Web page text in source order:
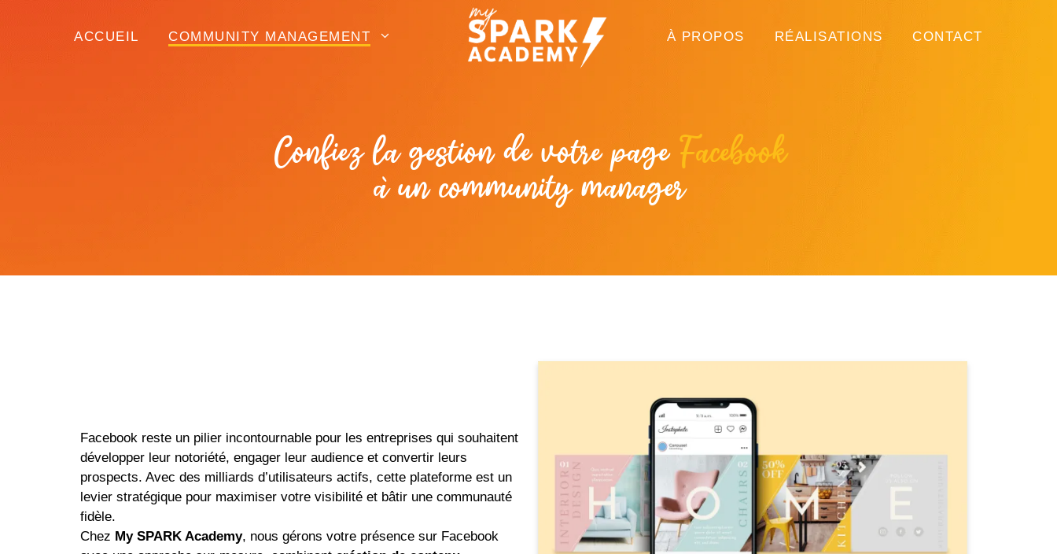
ACCUEIL COMMUNITY MANAGEMENT À PROPOS RÉALISATIONS CONTACT
Confiez la gestion de votre page Facebook
à un community manager
Facebook reste un pilier incontournable pour les entreprises qui souhaitent
développer leur notoriété, engager leur audience et convertir leurs
prospects. Avec des milliards d’utilisateurs actifs, cette plateforme est un
levier stratégique pour maximiser votre visibilité et bâtir une communauté
fidèle.
Chez My SPARK Academy, nous gérons votre présence sur Facebook